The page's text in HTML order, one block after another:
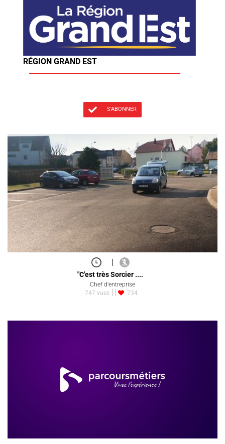
RÉGION GRAND EST
S'ABONNER
|
"C'est très Sorcier ....
Chef d'entreprise
747 vues
734